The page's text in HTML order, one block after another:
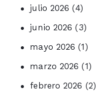
julio 2026 (4)
junio 2026 (3)
mayo 2026 (1)
marzo 2026 (1)
febrero 2026 (2)